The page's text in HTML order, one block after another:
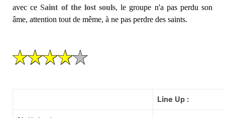
avec ceSaint of the lost souls, le groupe n'a pas perdu son
âme, attention tout de même, à ne pas perdre des saints.
Line Up :